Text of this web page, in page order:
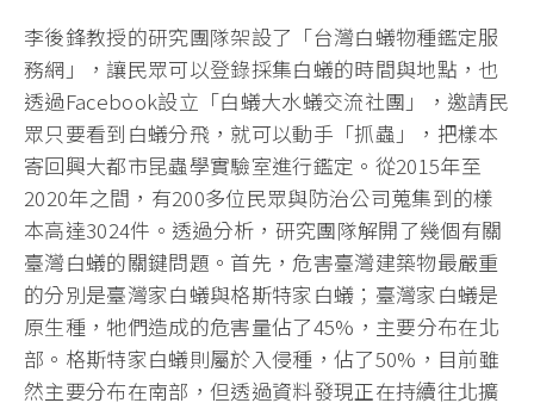
李後鋒教授的研究團隊架設了「台灣白蟻物種鑑定服
務網」，讓民眾可以登錄採集白蟻的時間與地點，也
透過Facebook設立「白蟻大水蟻交流社團」，邀請民
眾只要看到白蟻分飛，就可以動手「抓蟲」，把樣本
寄回興大都市昆蟲學實驗室進行鑑定。從2015年至
2020年之間，有200多位民眾與防治公司蒐集到的樣
本高達3024件。透過分析，研究團隊解開了幾個有關
臺灣白蟻的關鍵問題。首先，危害臺灣建築物最嚴重
的分別是臺灣家白蟻與格斯特家白蟻；臺灣家白蟻是
原生種，牠們造成的危害量佔了45%，主要分布在北
部。格斯特家白蟻則屬於入侵種，佔了50%，目前雖
然主要分布在南部，但透過資料發現正在持續往北擴